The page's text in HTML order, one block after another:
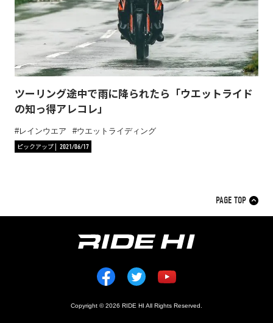
ツーリング途中で雨に降られたら「ウエットライド
の知っ得アレコレ」
レインウエア
ウエットライディング
ピックアップ
2021/06/17
Copyright © 2026 RIDE HI All Rights Reserved.
PAGE TOP